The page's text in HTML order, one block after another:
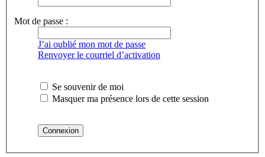
Mot de passe :
J’ai oublié mon mot de passe
Renvoyer le courriel d’activation
Se souvenir de moi
Masquer ma présence lors de cette session